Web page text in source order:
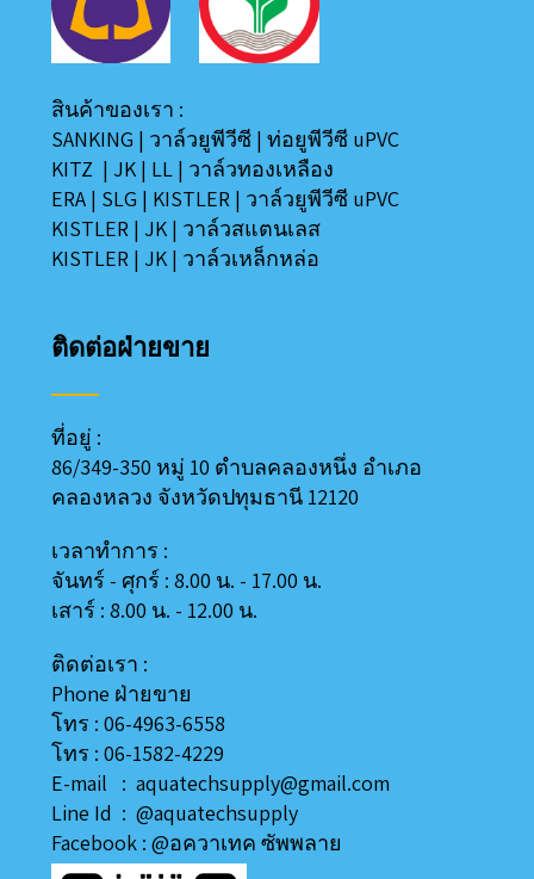
สินค้าของเรา :
SANKING | วาล์วยูพีวีซี |ท่อยูพีวีซี uPVC
KITZ | JK | LL | วาล์วทองเหลือง
ERA | SLG | KISTLER | วาล์วยูพีวีซี uPVC
KISTLER | JK | วาล์วสแตนเลส
KISTLER | JK | วาล์วเหล็กหล่อ
ติดต่อฝ่ายขาย
ที่อยู่ :
86/349-350 หมู่ 10 ตำบลคลองหนึ่ง อำเภอ
คลองหลวง จังหวัดปทุมธานี 12120
เวลาทำการ :
จันทร์ - ศุกร์ : 8.00 น. - 17.00 น.
เสาร์ : 8.00 น. - 12.00 น.
ติดต่อเรา :
Phone ฝ่ายขาย
โทร : 06-4963-6558
โทร : 06-1582-4229
E-mail : aquatechsupply@gmail.com
Line Id :@aquatechsupply
Facebook :@อควาเทค ซัพพลาย